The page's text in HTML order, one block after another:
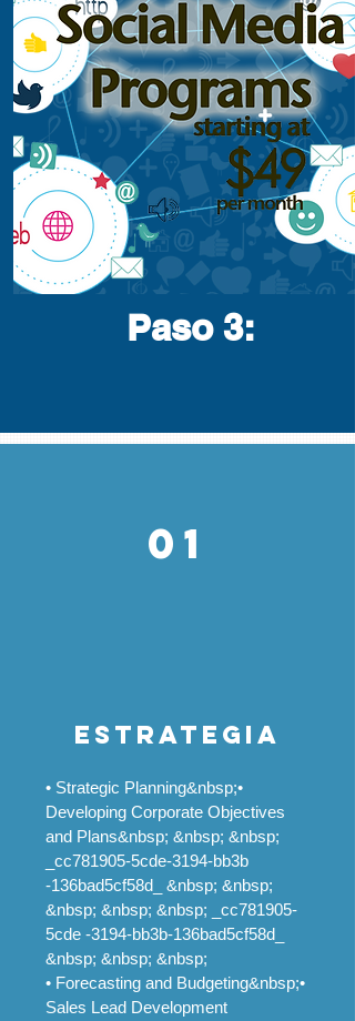
Paso 3:
01
estrategia
• Strategic Planning&nbsp;•
Developing Corporate Objectives
and Plans&nbsp; &nbsp; &nbsp;
_cc781905-5cde-3194-bb3b
-136bad5cf58d_ &nbsp; &nbsp;
&nbsp; &nbsp; &nbsp; _cc781905-
5cde -3194-bb3b-136bad5cf58d_
&nbsp; &nbsp; &nbsp;
• Forecasting and Budgeting&nbsp;•
Sales Lead Development